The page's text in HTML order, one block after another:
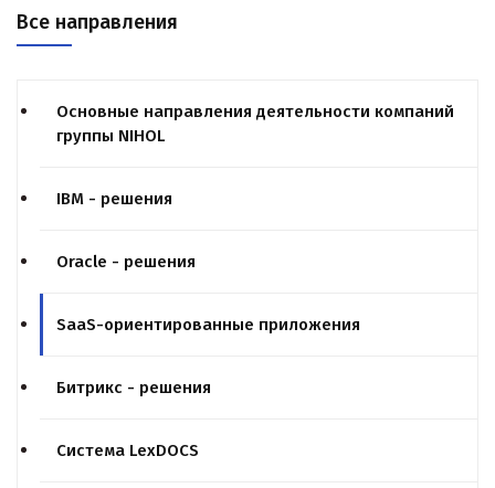
Все направления
Основные направления деятельности компаний
группы NIHOL
IBM - решения
Oracle - решения
SaaS-ориентированные приложения
Битрикс - решения
Система LexDOCS